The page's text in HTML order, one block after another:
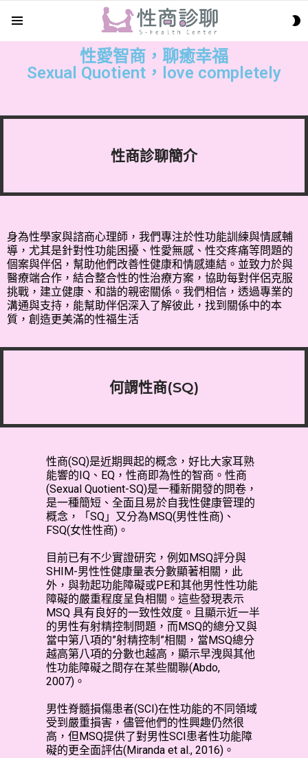
性愛智商，聊癒幸福
Sexual Quotient，love completely
性商診聊簡介
身為性學家與諮商心理師，我們專注於性功能訓練與情感輔
導，尤其是針對性功能困擾、性愛無感、性交疼痛等問題的
個案與伴侶，幫助他們改善性健康和情感連結。並致力於與
醫療端合作，結合整合性的性治療方案，協助每對伴侶克服
挑戰，建立健康、和諧的親密關係。我們相信，透過專業的
溝通與支持，能幫助伴侶深入了解彼此，找到關係中的本
質，創造更美滿的性福生活
何謂性商(SQ)
性商(SQ)是近期興起的概念，好比大家耳熟
能響的IQ、EQ，性商即為性的智商。性商
(Sexual Quotient-SQ)是一種新開發的問卷，
是一種簡短、全面且易於自我性健康管理的
概念，「SQ」又分為MSQ(男性性商)、
FSQ(女性性商)。
目前已有不少實證研究，例如MSQ評分與
SHIM-男性性健康量表分數顯著相關，此
外，與勃起功能障礙或PE和其他男性性功能
障礙的嚴重程度呈負相關。這些發現表示
MSQ 具有良好的一致性效度。且顯示近一半
的男性有射精控制問題，而MSQ的總分又與
當中第八項的”射精控制”相關，當MSQ總分
越高第八項的分數也越高，顯示早洩與其他
性功能障礙之間存在某些關聯(Abdo,
2007)。
男性脊髓損傷患者(SCI)在性功能的不同領域
受到嚴重損害，儘管他們的性興趣仍然很
高，但MSQ提供了對男性SCI患者性功能障
礙的更全面評估(Miranda et al., 2016)。